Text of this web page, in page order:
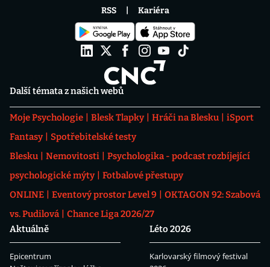
Další témata z našich webů
Moje Psychologie Blesk Tlapky Hráči na Blesku
iSport
Fantasy
Spotřebitelské testy
Blesku
Nemovitosti
Psychologika - podcast rozbíjející
psychologické mýty
Fotbalové přestupy
ONLINE
Eventový prostor Level 9
OKTAGON 92: Szabová
vs. Pudilová
Chance Liga 2026/27
Aktuálně
Epicentrum
Léto 2026
Karlovarský filmový festival
RSS Kariéra